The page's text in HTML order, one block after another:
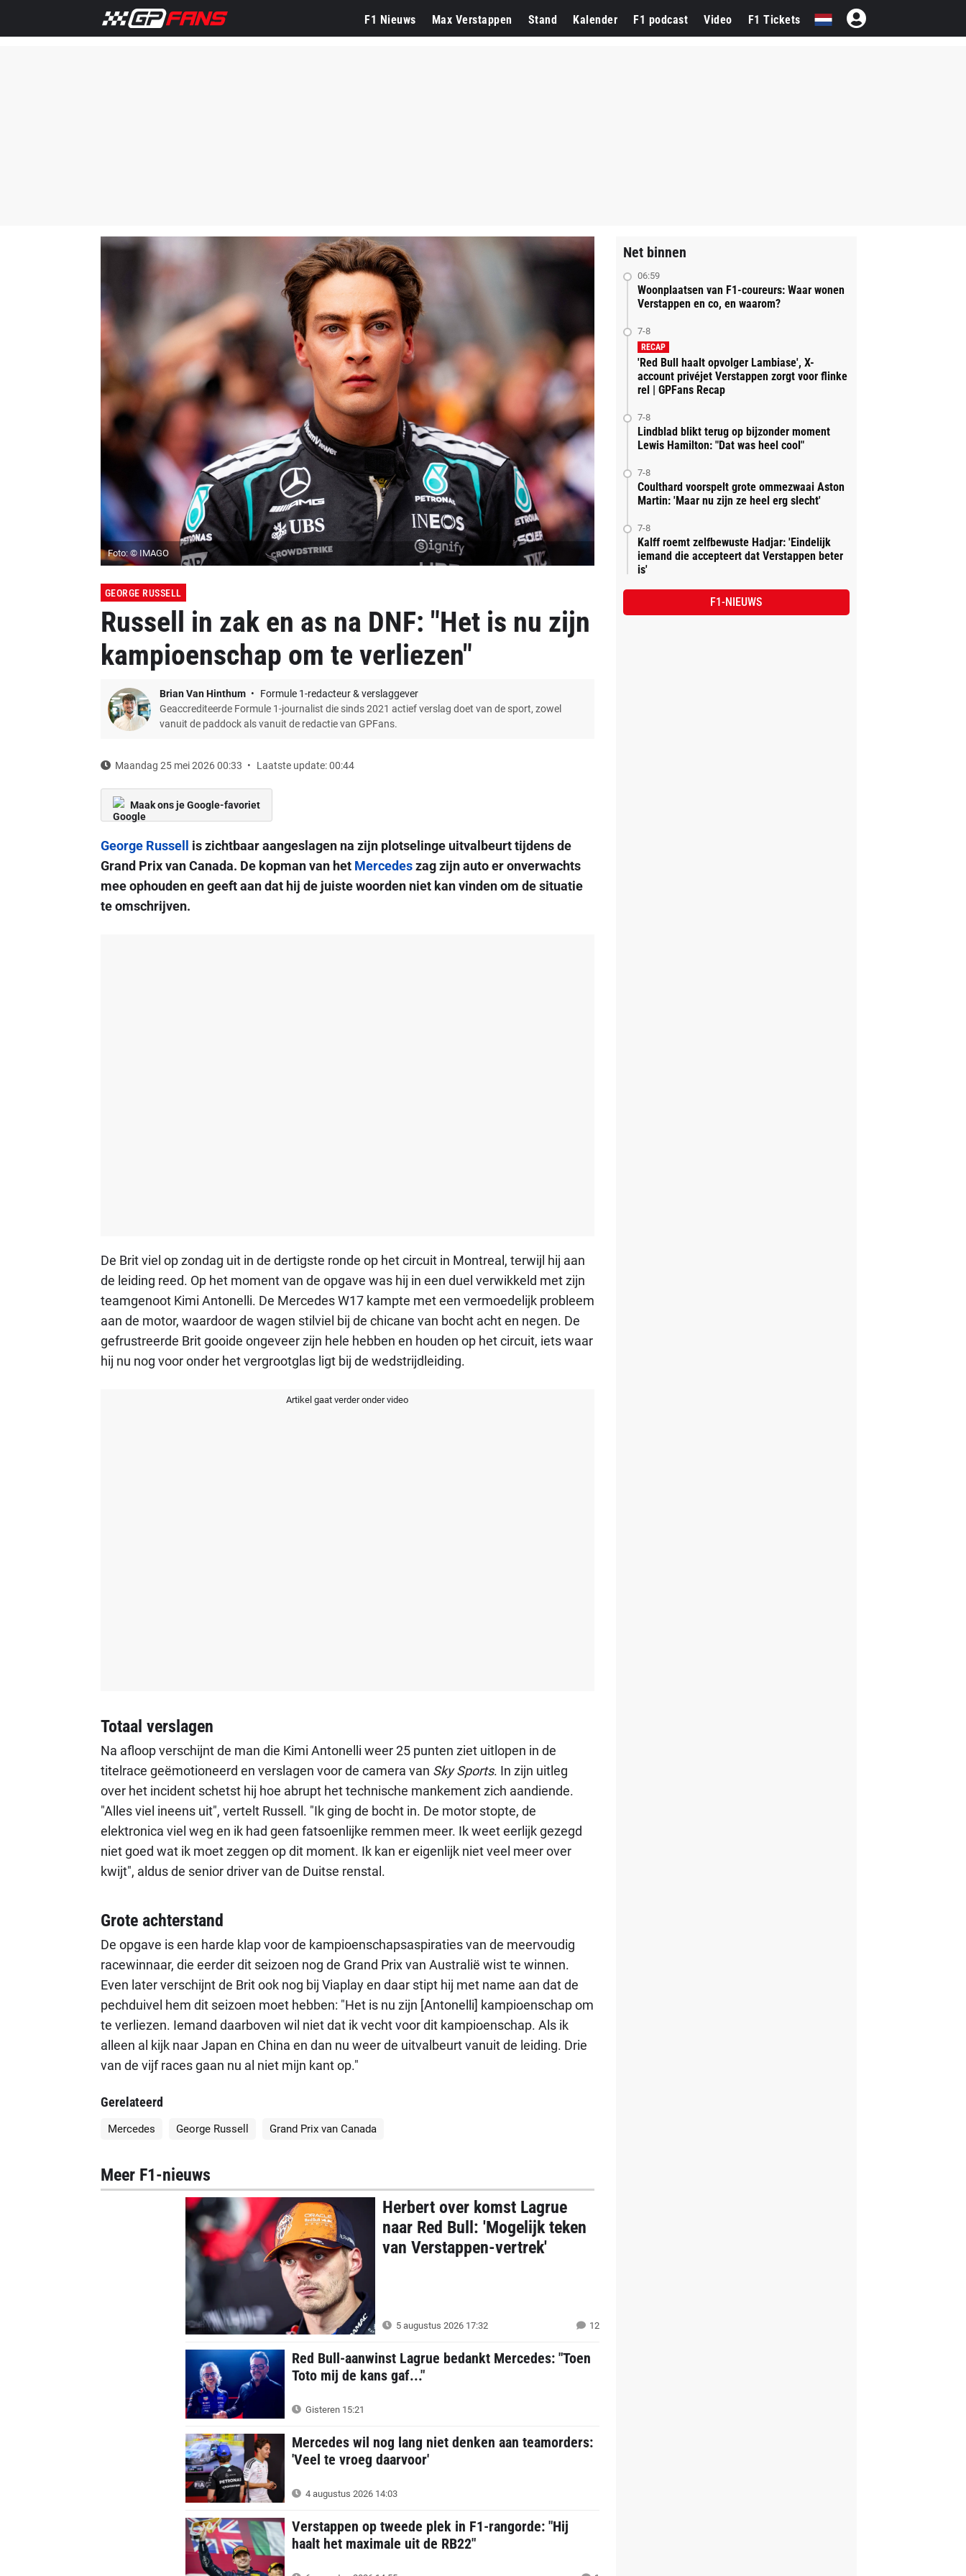
F1 Nieuws Max Verstappen Stand Kalender F1 podcast Video F1 Tickets
Foto: © IMAGO
GEORGE RUSSELL
Russell in zak en as na DNF: "Het is nu zijn
kampioenschap om te verliezen"
Brian Van Hinthum
Formule 1-redacteur & verslaggever
Geaccrediteerde Formule 1-journalist die sinds 2021 actief verslag doet van de sport, zowel
vanuit de paddock als vanuit de redactie van GPFans.
Maandag 25 mei 2026 00:33 Laatste update: 00:44
Maak ons je Google-favoriet
George Russell
is zichtbaar aangeslagen na zijn plotselinge uitvalbeurt tijdens de
Grand Prix van Canada. De kopman van het Mercedeszag zijn auto er onverwachts
mee ophouden en geeft aan dat hij de juiste woorden niet kan vinden om de situatie
te omschrijven.
De Brit viel op zondag uit in de dertigste ronde op het circuit in Montreal, terwijl hij aan
de leiding reed. Op het moment van de opgave was hij in een duel verwikkeld met zijn
teamgenoot Kimi Antonelli. De Mercedes W17 kampte met een vermoedelijk probleem
aan de motor, waardoor de wagen stilviel bij de chicane van bocht acht en negen. De
gefrustreerde Brit gooide ongeveer zijn hele hebben en houden op het circuit, iets waar
hij nu nog voor onder het vergrootglas ligt bij de wedstrijdleiding.
Artikel gaat verder onder video
Totaal verslagen
Na afloop verschijnt de man die Kimi Antonelli weer 25 punten ziet uitlopen in de
titelrace geëmotioneerd en verslagen voor de camera van Sky Sports. In zijn uitleg
over het incident schetst hij hoe abrupt het technische mankement zich aandiende.
"Alles viel ineens uit", vertelt Russell. "Ik ging de bocht in. De motor stopte, de
elektronica viel weg en ik had geen fatsoenlijke remmen meer. Ik weet eerlijk gezegd
niet goed wat ik moet zeggen op dit moment. Ik kan er eigenlijk niet veel meer over
kwijt", aldus de senior driver van de Duitse renstal.
Grote achterstand
De opgave is een harde klap voor de kampioenschapsaspiraties van de meervoudig
racewinnaar, die eerder dit seizoen nog de Grand Prix van Australië wist te winnen.
Even later verschijnt de Brit ook nog bij Viaplay en daar stipt hij met name aan dat de
pechduivel hem dit seizoen moet hebben: "Het is nu zijn [Antonelli] kampioenschap om
te verliezen. Iemand daarboven wil niet dat ik vecht voor dit kampioenschap. Als ik
alleen al kijk naar Japan en China en dan nu weer de uitvalbeurt vanuit de leiding. Drie
van de vijf races gaan nu al niet mijn kant op."
Gerelateerd
Mercedes George Russell Grand Prix van Canada
Meer F1-nieuws
Herbert over komst Lagrue
naar Red Bull: 'Mogelijk teken
van Verstappen-vertrek'
5 augustus 2026 17:32 12
Red Bull-aanwinst Lagrue bedankt Mercedes: "Toen
Toto mij de kans gaf..."
Gisteren 15:21
Mercedes wil nog lang niet denken aan teamorders:
'Veel te vroeg daarvoor'
4 augustus 2026 14:03
Verstappen op tweede plek in F1-rangorde: "Hij
haalt het maximale uit de RB22"
Net binnen
06:59
Woonplaatsen van F1-coureurs: Waar wonen
Verstappen en co, en waarom?
7-8
RECAP
'Red Bull haalt opvolger Lambiase', X-
account privéjet Verstappen zorgt voor flinke
rel | GPFans Recap
7-8
Lindblad blikt terug op bijzonder moment
Lewis Hamilton: "Dat was heel cool"
7-8
Coulthard voorspelt grote ommezwaai Aston
Martin: 'Maar nu zijn ze heel erg slecht'
7-8
Kalff roemt zelfbewuste Hadjar: 'Eindelijk
iemand die accepteert dat Verstappen beter
is'
F1-NIEUWS